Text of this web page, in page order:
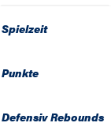
Spielzeit
Punkte
Defensiv Rebounds